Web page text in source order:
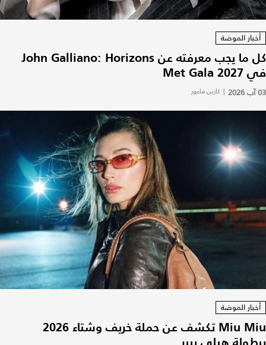
أخبار الموضة
كل ما يجب معرفته عن John Galliano: Horizons
في Met Gala 2027
03 آب 2026 | كارين فاعور
أخبار الموضة
Miu Miu تكشف عن حملة خريف وشتاء 2026